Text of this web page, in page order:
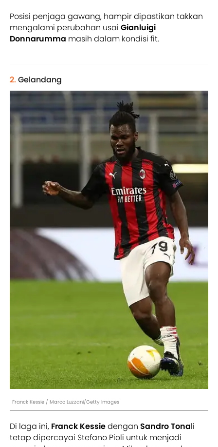
Posisi penjaga gawang, hampir dipastikan takkan
mengalami perubahan usai Gianluigi
Donnarumma masih dalam kondisi fit.
2. Gelandang
Franck Kessie / Marco Luzzani/Getty Images
Di laga ini, Franck Kessiedengan Sandro Tonali
tetap dipercayai Stefano Pioli untuk menjadi